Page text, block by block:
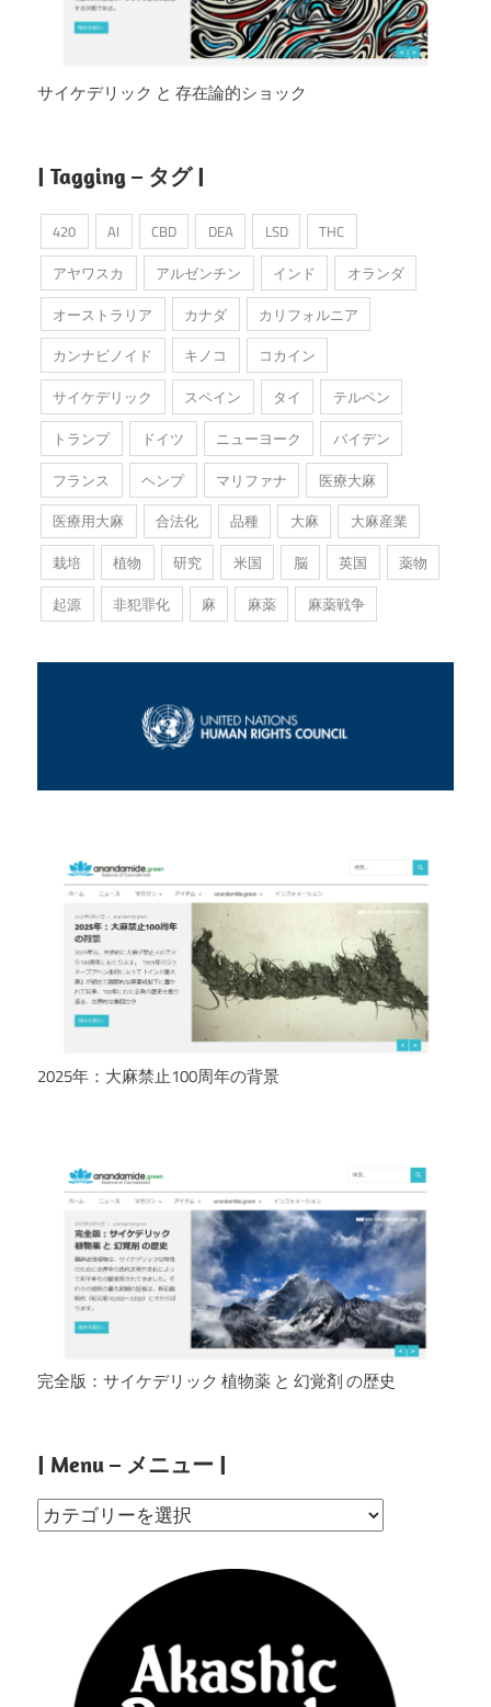
サイケデリック と 存在論的ショック
| Tagging – タグ |
420 AI CBD DEA LSD
THC
アヤワスカ
アルゼンチン インド
オランダ
オーストラリア
カナダ
カリフォルニア
カンナビノイド
キノコ
コカイン
サイケデリック
スペイン タイ
テルペン
トランプ
ドイツ ニューヨーク
バイデン
フランス
ヘンプ マリファナ
医療大麻
医療用大麻
合法化 品種 大麻
大麻産業
栽培
植物 研究 米国 脳 英国
薬物
起源
非犯罪化 麻 麻薬 麻薬戦争
2025年：大麻禁止100周年の背景
完全版：サイケデリック 植物薬 と 幻覚剤 の歴史
| Menu – メニュー |